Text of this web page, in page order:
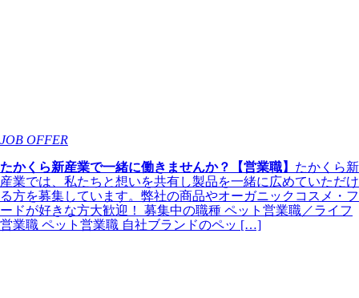
JOB OFFER
たかくら新産業で一緒に働きませんか？【営業職】 たかくら新
産業では、私たちと想いを共有し製品を一緒に広めていただけ
る方を募集しています。弊社の商品やオーガニックコスメ・フ
ードが好きな方大歓迎！ 募集中の職種 ペット営業職／ライフ
営業職 ペット営業職 自社ブランドのペッ […]